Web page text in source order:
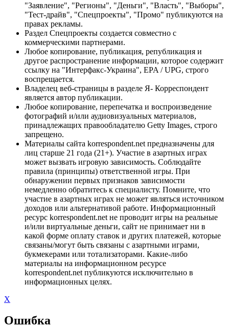
"Заявление", "Регионы", "Деньги", "Власть", "Выборы",
"Тест-драйв", "Спецпроекты", "Промо" публикуются на
правах рекламы.
Раздел Спецпроекты создается совместно с
коммерческими партнерами.
Любое копирование, публикация, републикация и
другое распространение информации, которое содержит
ссылку на "Интерфакс-Украина", EPA / UPG, строго
воспрещается.
Владелец веб-страницы в разделе Я- Корреспондент
является автор публикации.
Любое копирование, перепечатка и воспроизведение
фотографий и/или аудиовизуальных материалов,
принадлежащих правообладателю Getty Images, строго
запрещено.
Материалы сайта korrespondent.net предназначены для
лиц старше 21 года (21+). Участие в азартных играх
может вызвать игровую зависимость. Соблюдайте
правила (принципы) ответственной игры. При
обнаружении первых признаков зависимости
немедленно обратитесь к специалисту. Помните, что
участие в азартных играх не может являться источником
доходов или альтернативой работе. Информационный
ресурс korrespondent.net не проводит игры на реальные
и/или виртуальные деньги, сайт не принимает ни в
какой форме оплату ставок и других платежей, которые
связаны/могут быть связаны с азартными играми,
букмекерами или тотализаторами. Какие-либо
материалы на информационном ресурсе
korrespondent.net публикуются исключительно в
информационных целях.
X
Ошибка